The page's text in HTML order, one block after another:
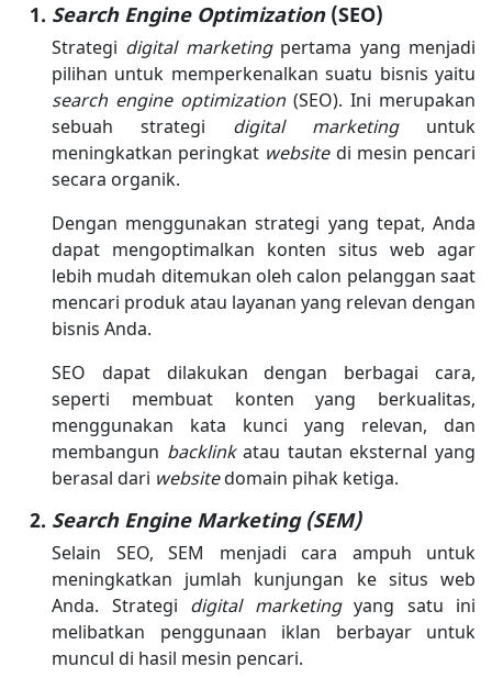
Search Engine Optimization (SEO)
Strategi digital marketing pertama yang menjadi
pilihan untuk memperkenalkan suatu bisnis yaitu
search engine optimization (SEO). Ini merupakan
sebuah strategi digital marketing untuk
meningkatkan peringkat website di mesin pencari
secara organik.
Dengan menggunakan strategi yang tepat, Anda
dapat mengoptimalkan konten situs web agar
lebih mudah ditemukan oleh calon pelanggan saat
mencari produk atau layanan yang relevan dengan
bisnis Anda.
SEO dapat dilakukan dengan berbagai cara,
seperti membuat konten yang berkualitas,
menggunakan kata kunci yang relevan, dan
membangun backlinkatau tautan eksternal yang
berasal dari websitedomain pihak ketiga.
Search Engine Marketing (SEM)
Selain SEO, SEM menjadi cara ampuh untuk
meningkatkan jumlah kunjungan ke situs web
Anda. Strategi digital marketing yang satu ini
melibatkan penggunaan iklan berbayar untuk
muncul di hasil mesin pencari.